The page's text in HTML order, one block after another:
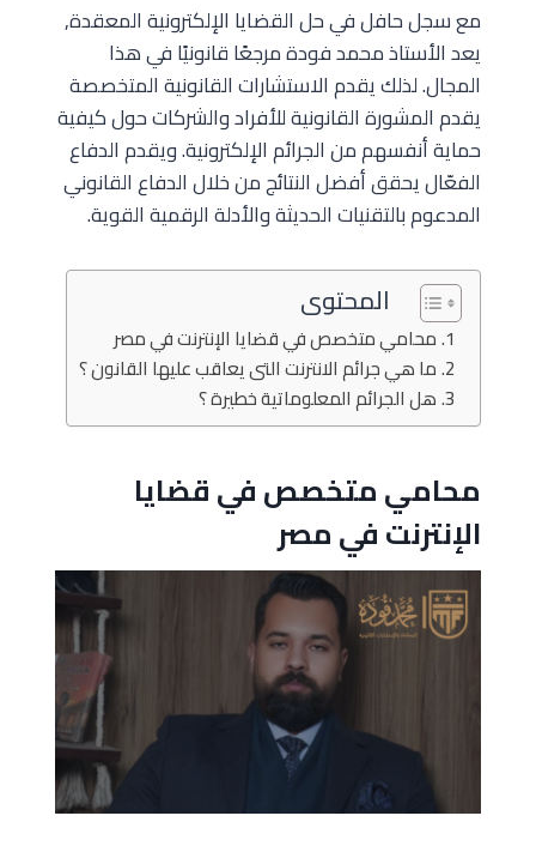
مع سجل حافل في حل القضايا الإلكترونية المعقدة,
يعد الأستاذ محمد فودة مرجعًا قانونيًا في هذا
المجال. لذلك يقدم الاستشارات القانونية المتخصصة
يقدم المشورة القانونية للأفراد والشركات حول كيفية
حماية أنفسهم من الجرائم الإلكترونية. ويقدم الدفاع
الفعّال يحقق أفضل النتائج من خلال الدفاع القانوني
المدعوم بالتقنيات الحديثة والأدلة الرقمية القوية.
المحتوى
محامي متخصص في قضايا الإنترنت في مصر
ما هي جرائم الانترنت التى يعاقب عليها القانون ؟
هل الجرائم المعلوماتية خطيرة ؟
محامي متخصص في قضايا
الإنترنت في مصر